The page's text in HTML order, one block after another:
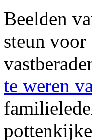
Beelden
steun voor
te weren